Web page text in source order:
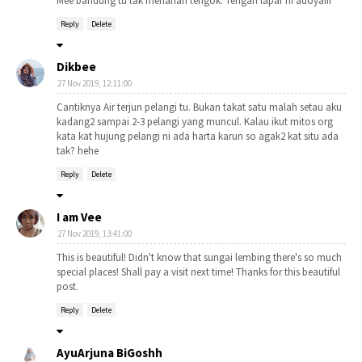
Reply Delete
Dikbee
27 Nov 2019, 12:11:00
Cantiknya Air terjun pelangi tu. Bukan takat satu malah setau aku
kadang2 sampai 2-3 pelangi yang muncul. Kalau ikut mitos org
kata kat hujung pelangi ni ada harta karun so agak2 kat situ ada
tak? hehe
Reply Delete
I am Vee
27 Nov 2019, 13:41:00
This is beautiful! Didn't know that sungai lembing there's so much
special places! Shall pay a visit next time! Thanks for this beautiful
post.
Reply Delete
AyuArjuna BiGoshh